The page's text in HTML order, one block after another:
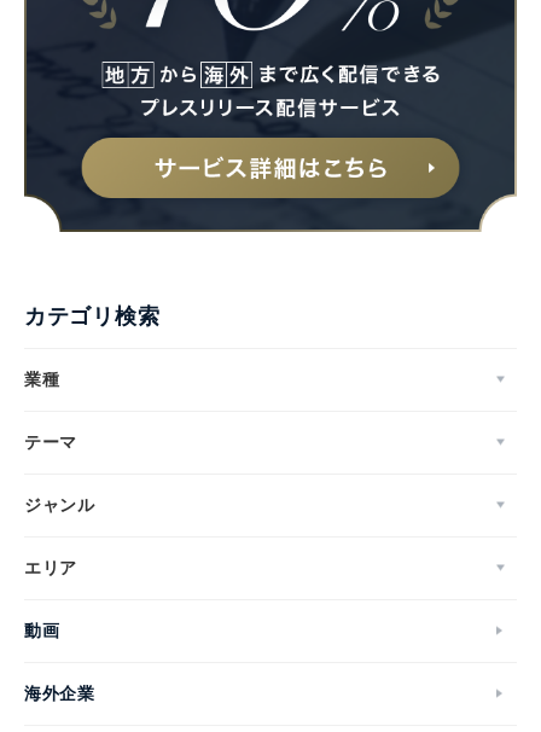
カテゴリ検索
業種
テーマ
ジャンル
エリア
動画
海外企業